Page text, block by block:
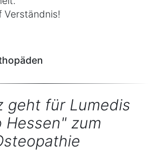
Verständnis!
geht für Lumedis
Hessen" zum